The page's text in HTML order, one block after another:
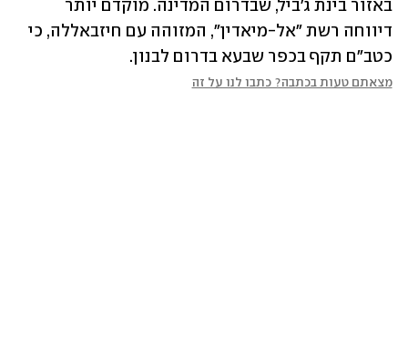
כטב"ם תקף בכפר שבעא בדרום לבנון.
מצאתם טעות בכתבה? כתבו לנו על זה